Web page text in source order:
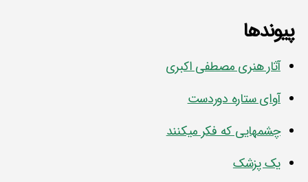
پیوندها
آثار هنری مصطفی اکبری
آوای ستاره دوردست
چشمهایی که فکر میکنند
یک پزشک